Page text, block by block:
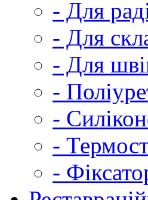
- Для
- Для
- Для
-
-
-
-